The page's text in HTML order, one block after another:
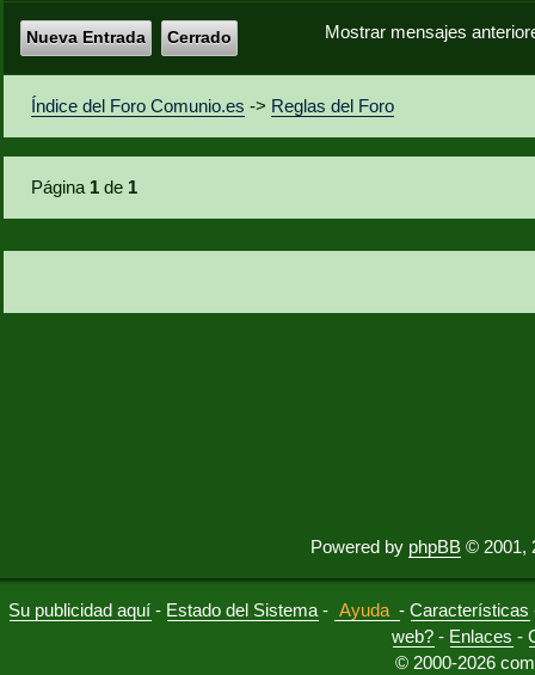
Mostrar mensajes
Nueva Entrada Cerrado
Índice del Foro Comunio.es -> Reglas del Foro
Página 1 de 1
Powered by phpBB © 2001,
Su publicidad aquí - Estado del Sistema - Ayuda -Características
web? - Enlaces -
© 2000-2026